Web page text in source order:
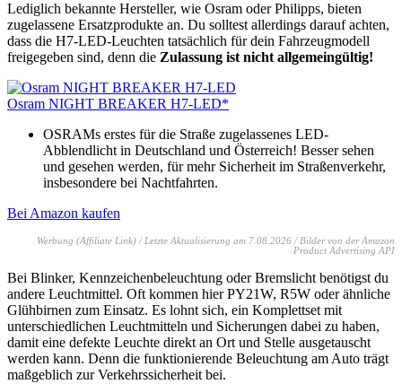
Lediglich bekannte Hersteller, wie Osram oder Philipps, bieten
zugelassene Ersatzprodukte an. Du solltest allerdings darauf achten,
dass die H7-LED-Leuchten tatsächlich für dein Fahrzeugmodell
freigegeben sind, denn die Zulassung ist nicht allgemeingültig!
Osram NIGHT BREAKER H7-LED*
OSRAMs erstes für die Straße zugelassenes LED-
Abblendlicht in Deutschland und Österreich! Besser sehen
und gesehen werden, für mehr Sicherheit im Straßenverkehr,
insbesondere bei Nachtfahrten.
Bei Amazon kaufen
Werbung (Affiliate Link) / Letzte Aktualisierung am 7.08.2026 / Bilder von der Amazon
Product Advertising API
Bei Blinker, Kennzeichenbeleuchtung oder Bremslicht benötigst du
andere Leuchtmittel. Oft kommen hier PY21W, R5W oder ähnliche
Glühbirnen zum Einsatz. Es lohnt sich, ein Komplettset mit
unterschiedlichen Leuchtmitteln und Sicherungen dabei zu haben,
damit eine defekte Leuchte direkt an Ort und Stelle ausgetauscht
werden kann. Denn die funktionierende Beleuchtung am Auto trägt
maßgeblich zur Verkehrssicherheit bei.